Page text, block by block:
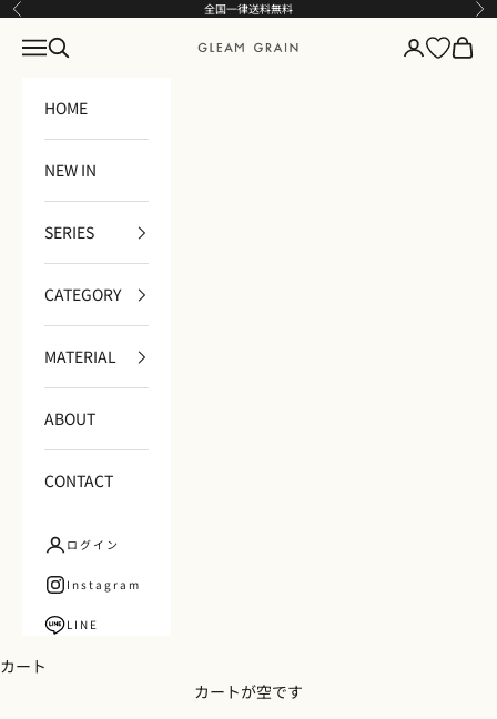
コンテンツへスキップ
前へ 全国一律送料無料 次
GLEAM GRAIN
メニュー
検索 ログインカート
HOME
NEW IN
SERIES
CATEGORY
MATERIAL
ABOUT
CONTACT
ログイン
Instagram
LINE
カート
カートが空です